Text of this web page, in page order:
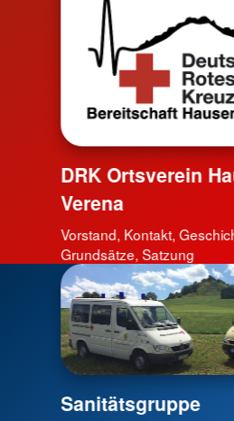
DRK Ortsverein
Verena
Vorstand, Kontakt,
Grundsätze, Satzung
Sanitätsgruppe